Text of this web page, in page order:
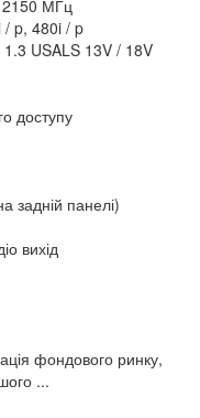
2150 МГц
/ p, 480i / p
USALS 13V / 18V
доступу
задній панелі)
вихід
фондового ринку,
...